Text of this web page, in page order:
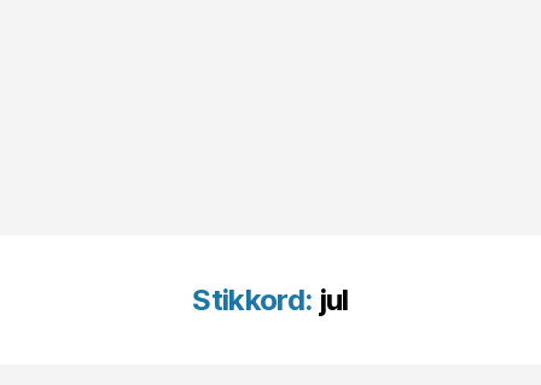
Stikkord: jul